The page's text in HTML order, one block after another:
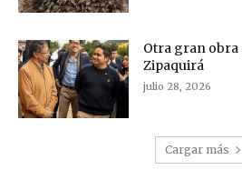
Otra gran obra
Zipaquirá
julio 28, 2026
Cargar más